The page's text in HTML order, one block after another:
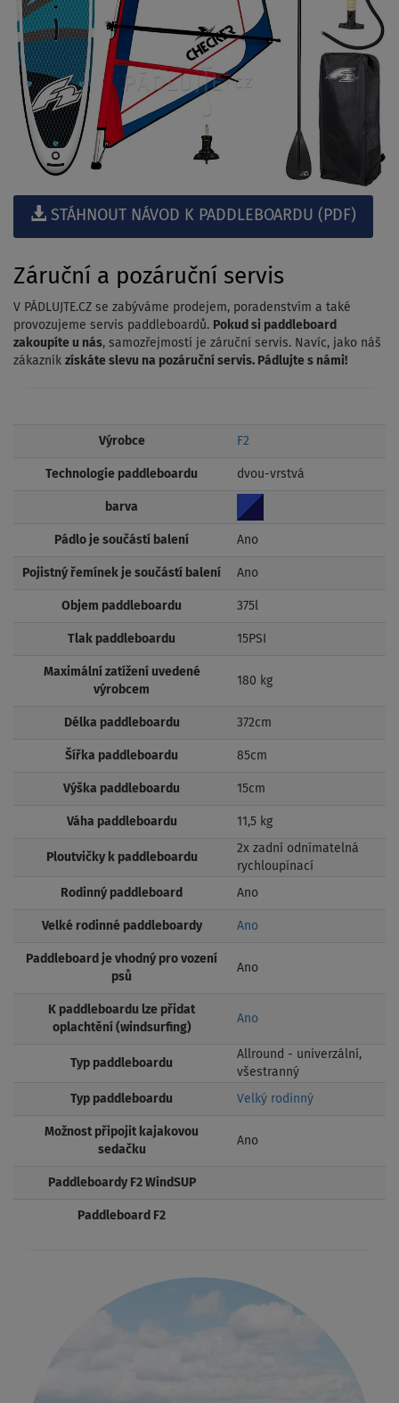
STÁHNOUT NÁVOD K PADDLEBOARDU (PDF)
Záruční a pozáruční servis
V PÁDLUJTE.CZ se zabýváme prodejem, poradenstvím a také
provozujeme servis paddleboardů. Pokud si paddleboard
zakoupíte u nás, samozřejmostí je záruční servis. Navíc, jako náš
zákazník získáte slevu na pozáruční servis. Pádlujte s námi!
Výrobce F2
Technologie paddleboardu dvou-vrstvá
barva
Pádlo je součástí balení Ano
Pojistný řemínek je součástí balení Ano
Objem paddleboardu 375l
Tlak paddleboardu 15PSI
Maximální zatížení uvedené
výrobcem
180 kg
Délka paddleboardu 372cm
Šířka paddleboardu 85cm
Výška paddleboardu 15cm
Váha paddleboardu 11,5 kg
Ploutvičky k paddleboardu
2x zadní odnímatelná
rychloupínací
Rodinný paddleboard Ano
Velké rodinné paddleboardy Ano
Paddleboard je vhodný pro vození
psů
Ano
K paddleboardu lze přidat
oplachtění (windsurfing)
Ano
Typ paddleboardu
Allround - univerzální,
všestranný
Typ paddleboardu Velký rodinný
Možnost připojit kajakovou
sedačku
Ano
Paddleboardy F2 WindSUP
Paddleboard F2